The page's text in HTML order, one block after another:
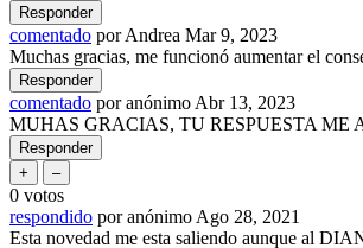
comentado porAndrea Mar 9, 2023
Muchas gracias, me funcionó aumentar el
comentado poranónimo Abr 13, 2023
MUHAS GRACIAS, TU RESPUESTA ME
0 votos
respondido poranónimo Ago 28, 2021
Esta novedad me esta saliendo aunque al